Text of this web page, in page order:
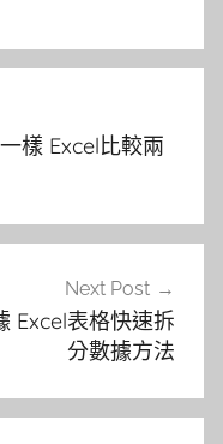
樣 Excel比較兩
Next Post
Excel表格快速拆
分數據方法